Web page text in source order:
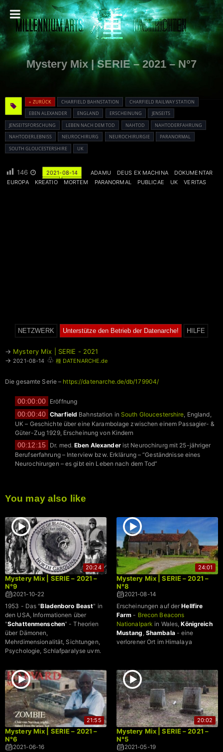
Mystery Mix | SERIE – 2021 – N°7
« ZURÜCK CHARFIELD BAHNSTATION
CHARFIELD RAILWAY STATION
EBEN ALEXANDER
ENGLAND ERSCHEINUNG
JENSEITS
JENSEITSFORSCHUNG
LEBEN NACH DEM TOD NAHTOD
NAHTODERFAHRUNG
NAHTODERLEBNISS
NEUROCHIRURG NEUROCHIRURGIE
PARANORMAL
SOUTH GLOUCESTERSHIRE
UK
146 2021-08-14 ADAMU DEUS EX MACHINA
DOKUMENTAR
EUROPA
KREATIO MORTEM PARANORMAL PUBLICAE UK VERITAS
NETZWERK Unterstütze den Betrieb der Datenarche! HILFE
→ Mystery Mix | SERIE - 2021
→ 2021-08-14 ♧ 種 DATENARCHE.de
Die gesamte Serie – https://datenarche.de/db/179904/
00:00:00 Eröffnung
00:00:40 Charfield Bahnstation in South Gloucestershire , England,
UK – Geschichte über eine Karambolage zwischen einem Passagier- &
Güter-Zug 1929, Erscheinung von Kindern
00:12:15 Dr. med.Eben Alexanderist Neurochirurg mit 25-jähriger
Berufserfahrung – Interview bzw. Erklärung – “Geständnisse eines
Neurochirurgen – es gibt ein Leben nach dem Tod”
You may also like
20:24
Mystery Mix | SERIE – 2021 –
N°9
2021-10-22
1953 - Das "Bladenboro Beast" in
den USA, Informationen über
"Schattenmenschen" - Theorien
über Dämonen,
Mehrdimensionalität, Sichtungen,
Psychologie, Schlafparalyse uvm.
24:01
Mystery Mix | SERIE – 2021 –
N°8
2021-08-14
Erscheinungen auf derHellfire
Farm - Brecon Beacons
Nationalpark in Wales,Königreich
Mustang Shambala- eine
verlorener Ort im Himalaya
21:55
Mystery Mix | SERIE – 2021 –
N°6
2021-06-16
20:02
Mystery Mix | SERIE – 2021 –
N°5
2021-05-19